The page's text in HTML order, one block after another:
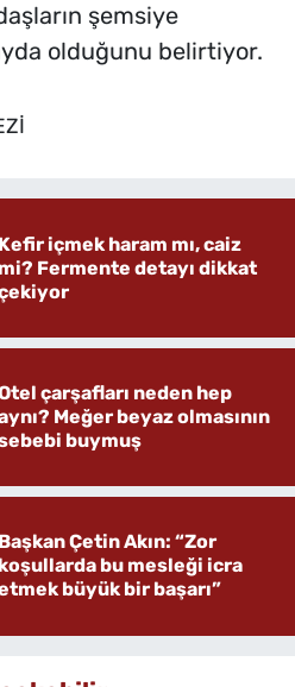
şemsiye
olduğunu belirtiyor.
Kefir içmek haram mı, caiz
mi? Fermente detayı dikkat
çarşafları neden hep
Meğer beyaz olmasının
buymuş
Başkan Çetin Akın: “Zor
koşullarda bu mesleği icra
büyük bir başarı”